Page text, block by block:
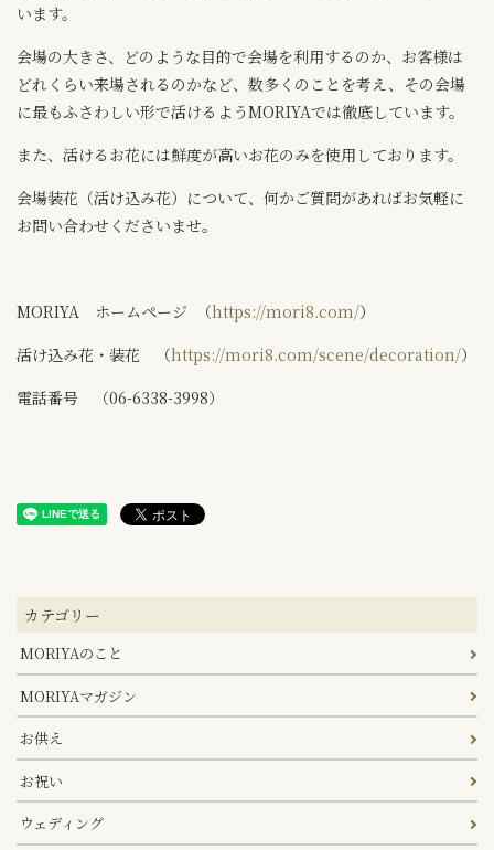
います。
会場の大きさ、どのような目的で会場を利用するのか、お客様は
どれくらい来場されるのかなど、数多くのことを考え、その会場
に最もふさわしい形で活けるようMORIYAでは徹底しています。
また、活けるお花には鮮度が高いお花のみを使用しております。
会場装花（活け込み花）について、何かご質問があればお気軽に
お問い合わせくださいませ。
MORIYA ホームページ （https://mori8.com/）
活け込み花・装花 （https://mori8.com/scene/decoration/）
電話番号 （06-6338-3998）
カテゴリー
MORIYAのこと
MORIYAマガジン
お供え
お祝い
ウェディング